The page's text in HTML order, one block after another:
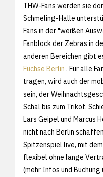
THW-Fans werden sie
Schmeling-Halle
Fans in der "weißen
Fanblock der Zebras in
anderen Bereichen gibt
Füchse Berlin . Für alle
tragen, wird auch der
sein, der
Schal bis zum Trikot.
Lars Geipel und Marcus
nicht nach Berlin
Spitzenspiel live, mit
flexibel ohne lange
(mehr Infos und Buchung